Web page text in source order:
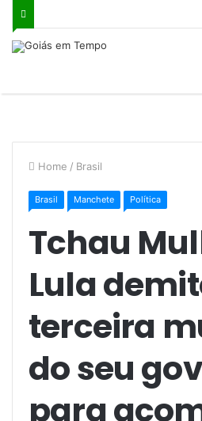
Home / Brasil
Brasil Manchete Política
Tchau
Lula
terceira
do seu
para